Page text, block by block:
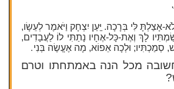
אָצַלְתָּ לִּי בְּרָכָה. ַיַּעַן יִצְחָק וַיֹּאמֶר לְעֵשָׂו,
לָךְ וְאֶת-כָּל-אֶחָיו נָתַתִּי לוֹ לַעֲבָדִים,
סְמַכְתִּיו; וּלְכָה אֵפוֹא, מָה אֶעֱשֶׂה בְּנִי.
מכל הנה באמתחתו וטרם